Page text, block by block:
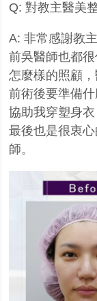
Q:對教主醫美
A:非常感謝教
前吳醫師也都
怎麼樣的照顧
前術後要準備
協助我穿塑身
最後也是很衷
師。